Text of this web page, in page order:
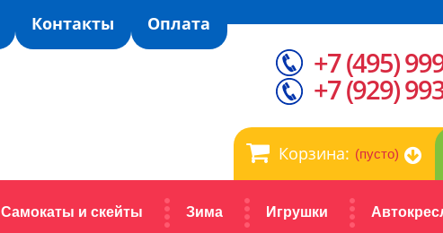
Контакты Оплата
Корзина: (пусто)
Самокаты и скейты Зима Игрушки
+7 (495)
+7 (929)